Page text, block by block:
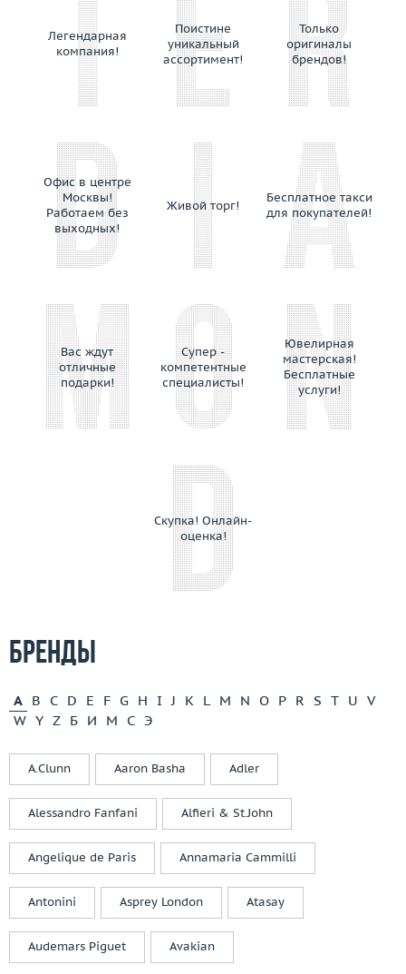
Легендарная
компания!
Поистине
уникальный
ассортимент!
Только
оригиналы
брендов!
Офис в центре
Москвы!
Работаем без
выходных!
Живой торг!
Бесплатное такси
для покупателей!
Вас ждут
отличные
подарки!
Супер -
компетентные
специалисты!
Ювелирная
мастерская!
Бесплатные
услуги!
Скупка! Онлайн-
оценка!
Бренды
A B C D E F G H I J K L M N O P R S T U V
W Y Z Б И М С Э
A.Clunn Aaron Basha Adler
Alessandro Fanfani Alfieri & St.John
Angelique de Paris Annamaria Cammilli
Antonini Asprey London Atasay
Audemars Piguet Avakian